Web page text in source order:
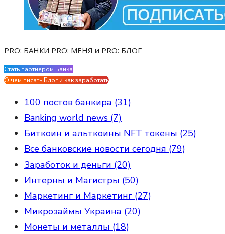
PRO: БАНКИ PRO: МЕНЯ и PRO: БЛОГ
Стать партнером Банка
О чем писать Блог и как заработать
100 постов банкира (31)
Banking world news (7)
Биткоин и альткоины NFT токены (25)
Все банковские новости сегодня (79)
Заработок и деньги (20)
Интерны и Магистры (50)
Маркетинг и Маркетинг (27)
Микрозаймы Украина (20)
Монеты и металлы (18)